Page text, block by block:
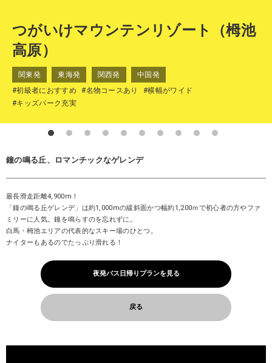
つがいけマウンテンリゾート（栂池
高原）
関東発 東海発 関西発
中国発
#初級者におすすめ
#名物コースあり
#横幅がワイド
#キッズパーク充実
鐘の鳴る丘、ロマンチックなゲレンデ
最長滑走距離4,900m！
「鐘の鳴る丘ゲレンデ」は約1,000mの緩斜面かつ幅約1,200ｍで初心者の方やファ
ミリーに人気。鐘を鳴らすのを忘れずに。
白馬・栂池エリアの代表的なスキー場のひとつ。
ナイターもあるのでたっぷり滑れる！
夜発バス日帰りプランを見る
戻る